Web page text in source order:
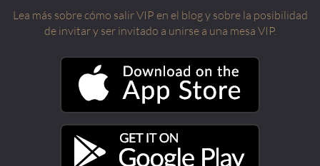
Lea más sobre cómo salir VIP en el blog y sobre la posibilidad
de invitar y ser invitado a unirse a una mesa VIP.